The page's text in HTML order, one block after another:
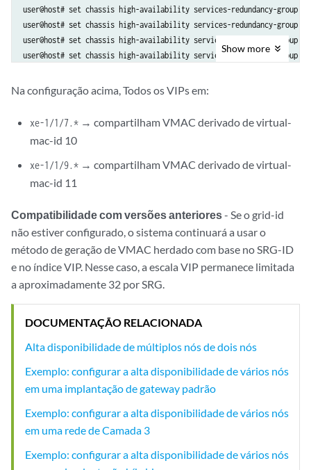
user@host# set chassis high-availability services-redundancy-group
user@host# set chassis high-availability services-redundancy-group
user@host# set chassis high-availability services-redundancy-group
user@host# set chassis high-availability services-redundancy-
user@host# set chassis high-availability services-redundancy-
user@host# set chassis high-availability services-redundancy-
user@host# set chassis high-availability services-redundancy-
user@host# set chassis high-availability services-redundancy-
user@host# set chassis high-availability services-redundancy-
user@host# set chassis high-availability services-redundancy-
user@host# set chassis high-availability services-redundancy-
user@host# set chassis high-availability services-redundancy-
user@host# set chassis high-availability services-redundancy-
user@host# set chassis high-availability services-redundancy-group
user@host# set chassis high-availability services-redundancy-
user@host# set chassis high-availability services-redundancy-
user@host# set chassis high-availability services-redundancy-
user@host# set chassis high-availability services-redundancy-
user@host# set chassis high-availability services-redundancy-
user@host# set chassis high-availability services-redundancy-
user@host# set chassis high-availability services-redundancy-
user@host# set chassis high-availability services-redundancy-
user@host# set chassis high-availability services-redundancy-
Show more
Na configuração acima, Todos os VIPs em:
xe-1/1/7.* → compartilham VMAC derivado de virtual-
mac-id 10
xe-1/1/9.* → compartilham VMAC derivado de virtual-
mac-id 11
Compatibilidade com versões anteriores- Se o grid-id
não estiver configurado, o sistema continuará a usar o
método de geração de VMAC herdado com base no SRG-ID
e no índice VIP. Nesse caso, a escala VIP permanece limitada
a aproximadamente 32 por SRG.
DOCUMENTAÇÃO RELACIONADA
Alta disponibilidade de múltiplos nós de dois nós
Exemplo: configurar a alta disponibilidade de vários nós
em uma implantação de gateway padrão
Exemplo: configurar a alta disponibilidade de vários nós
em uma rede de Camada 3
Exemplo: configurar a alta disponibilidade de vários nós